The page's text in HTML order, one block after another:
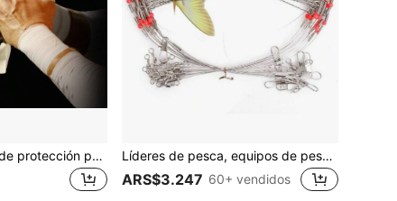
Vendaje adhesivo de protección para muñeca y tobillo, cinta de protección para músculos y articulaciones no irritante, cinta para dedos para gimnasio y accesorios deportivos Líderes de pesca, equipos de pesca de acero inoxidable con alambres de pesca de alta resistencia, con giratorios, broches a presión y cuentas para señuelos, cebos y anzuelos
ARS$3.247 60+ vendidos